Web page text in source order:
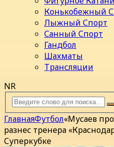
Конькобежный
Лыжный Спорт
Санный Спорт
Гандбол
Шахматы
Трансляции
NR
ГлавнаяФутбол«Мусаев
разнес тренера
Суперкубке